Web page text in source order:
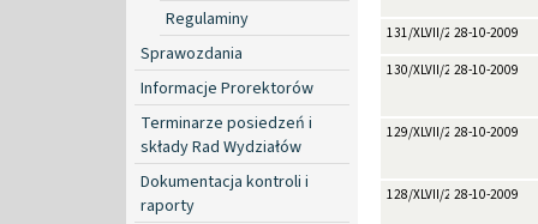
Regulaminy
Sprawozdania
Informacje Prorektorów
Terminarze posiedzeń i
składy Rad Wydziałów
Dokumentacja kontroli i
raporty
131/XLVII/200928-10-2009
130/XLVII/200928-10-2009
129/XLVII/200928-10-2009
128/XLVII/200928-10-2009